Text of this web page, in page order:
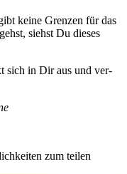
kei­ne Gren­zen für das
siehst Du die­ses
sich in Dir aus und ver­
zum tei­len